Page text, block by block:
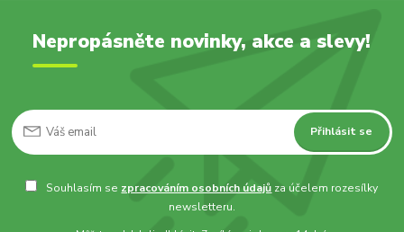
Nepropásněte novinky, akce a slevy!
Přihlásit se
Souhlasím se zpracováním osobních údajů za účelem rozesílky
newsletteru.